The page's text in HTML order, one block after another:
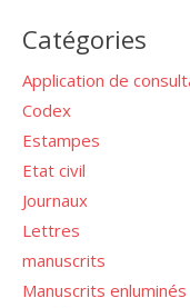
Catégories
Application de
Codex
Estampes
Etat civil
Journaux
Lettres
manuscrits
Manuscrits enluminés